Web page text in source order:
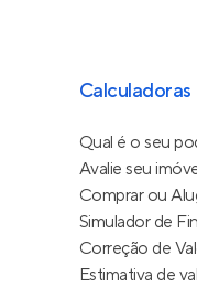
Calculadoras
Qual é o seu
Avalie seu
Comprar ou
Simulador de
Correção de
Estimativa de